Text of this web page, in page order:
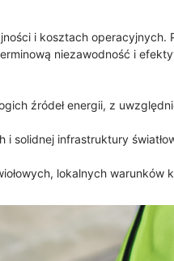
i kosztach operacyjnych.
niezawodność i
źródeł energii, z
solidnej infrastruktury
lokalnych warunków